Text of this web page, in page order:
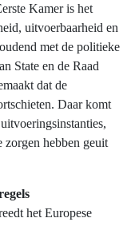
Kamer is het
uitvoerbaarheid en
met de politieke
State en de Raad
dat de
Daar komt
hebben geuit
het Europese